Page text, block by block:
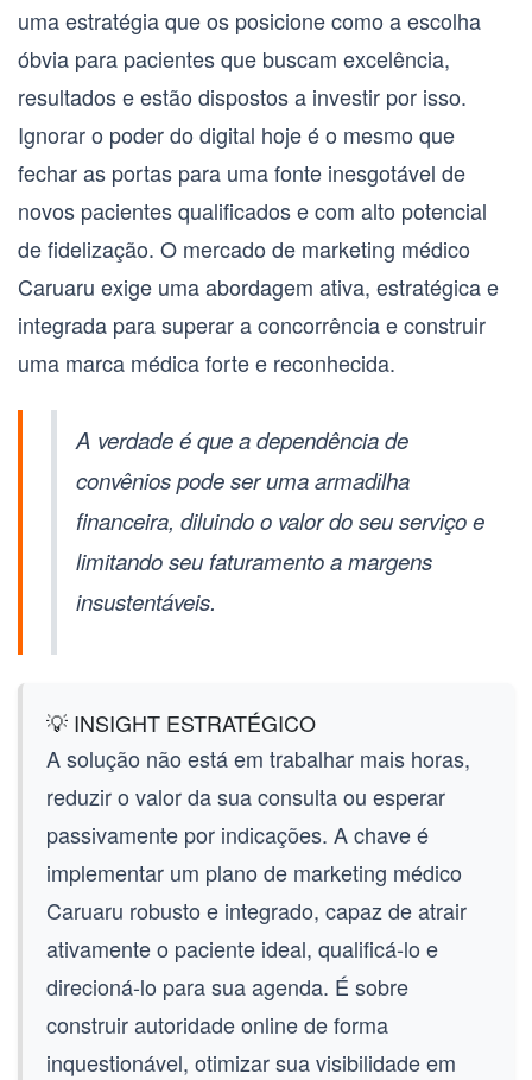
uma estratégia que os posicione como a escolha
óbvia para pacientes que buscam excelência,
resultados e estão dispostos a investir por isso.
Ignorar o poder do digital hoje é o mesmo que
fechar as portas para uma fonte inesgotável de
novos pacientes qualificados e com alto potencial
de fidelização. O mercado de marketing médico
Caruaru exige uma abordagem ativa, estratégica e
integrada para superar a concorrência e construir
uma marca médica forte e reconhecida.
A verdade é que a dependência de
convênios pode ser uma armadilha
financeira, diluindo o valor do seu serviço e
limitando seu faturamento a margens
insustentáveis.
💡 INSIGHT ESTRATÉGICO
A solução não está em trabalhar mais horas,
reduzir o valor da sua consulta ou esperar
passivamente por indicações. A chave é
implementar um plano de marketing médico
Caruaru robusto e integrado, capaz de atrair
ativamente o paciente ideal, qualificá-lo e
direcioná-lo para sua agenda. É sobre
construir autoridade online de forma
inquestionável, otimizar sua visibilidade em